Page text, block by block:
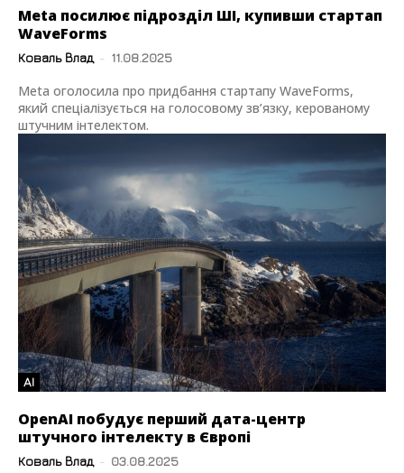
Meta посилює підрозділ ШІ, купивши стартап
WaveForms
Коваль Влад - 11.08.2025
Meta оголосила про придбання стартапу WaveForms,
який спеціалізується на голосовому зв’язку, керованому
штучним інтелектом.
AI
OpenAI побудує перший дата-центр
штучного інтелекту в Європі
Коваль Влад - 03.08.2025